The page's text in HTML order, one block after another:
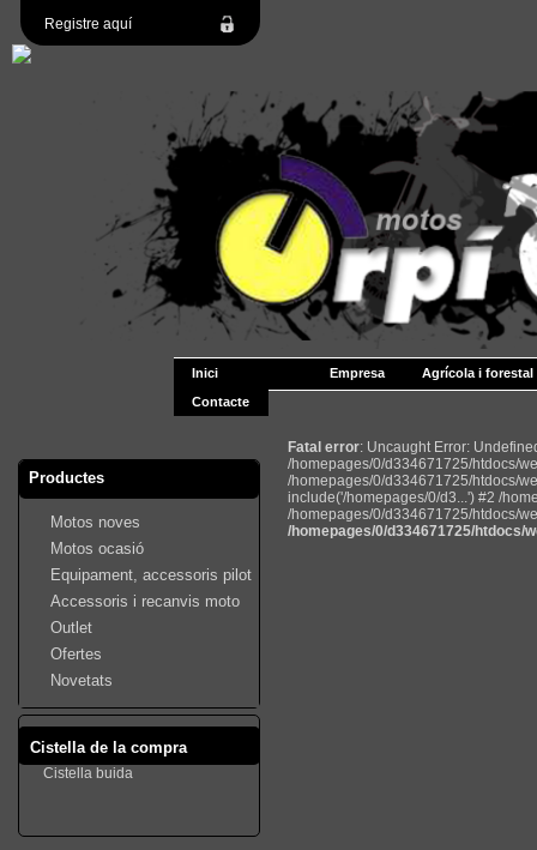
Registre aquí
Inici Empresa
Agrícola i forestal
Contacte
Productes
Motos noves
Motos ocasió
Equipament, accessoris pilot
Accessoris i recanvis moto
Outlet
Ofertes
Novetats
Cistella de la compra
Cistella buida
Fatal error: Uncaught Error:
/homepages/0/d334671725/htdocs/
/homepages/0/d334671725/htdocs/
include('/homepages/0/d3...') #2 /
/homepages/0/d334671725/htdocs/
/homepages/0/d334671725/htdocs/